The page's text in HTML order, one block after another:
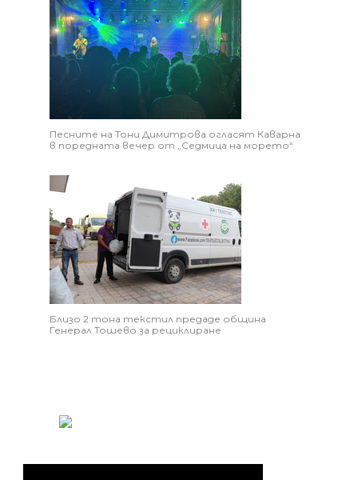
Песните на Тони Димитрова огласят Каварна
в поредната вечер от „Седмица на морето“
Близо 2 тона текстил предаде община
Генерал Тошево за рециклиране